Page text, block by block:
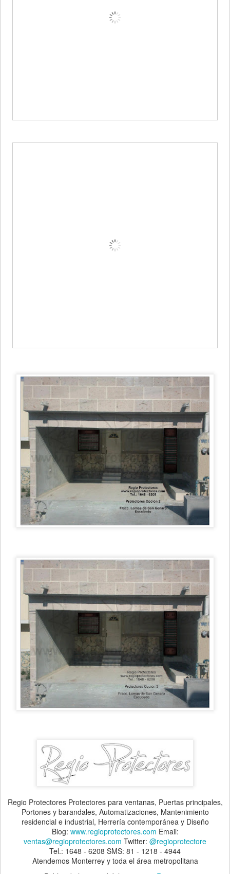
Regio Protectores Protectores para ventanas, Puertas principales,
Portones y barandales, Automatizaciones, Mantenimiento
residencial e industrial, Herrería contemporánea y Diseño
Blog: www.regioprotectores.com Email:
ventas@regioprotectores.com Twitter: @regioprotectore
Tel.: 1648 - 6208 SMS: 81 - 1218 - 4944
Atendemos Monterrey y toda el área metropolitana